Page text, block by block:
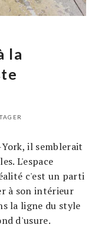
la
il semblerait
L'espace
c'est un parti
à son intérieur
la ligne du style
d'usure.